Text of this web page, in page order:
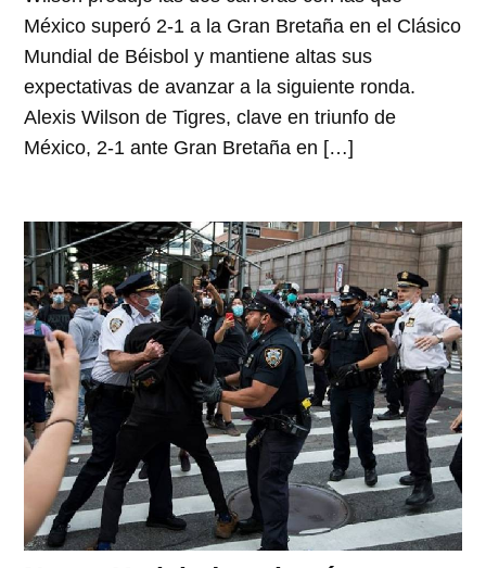
México superó 2-1 a la Gran Bretaña en el Clásico
Mundial de Béisbol y mantiene altas sus
expectativas de avanzar a la siguiente ronda.
Alexis Wilson de Tigres, clave en triunfo de
México, 2-1 ante Gran Bretaña en […]